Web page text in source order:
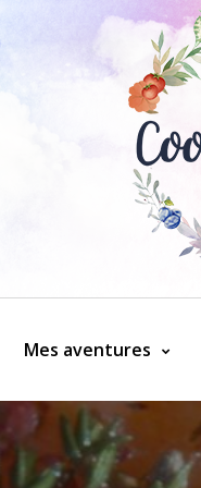
Mes aventures